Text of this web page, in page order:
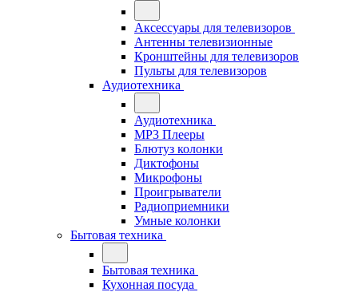
Аксессуары для телевизоров
Антенны телевизионные
Кронштейны для телевизоров
Пульты для телевизоров
Аудиотехника
Аудиотехника
MP3 Плееры
Блютуз колонки
Диктофоны
Микрофоны
Проигрыватели
Радиоприемники
Умные колонки
Бытовая техника
Бытовая техника
Кухонная посуда